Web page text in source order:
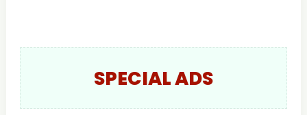
SPECIAL ADS